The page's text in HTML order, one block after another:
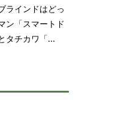
ラインドはどっ
ン「スマートド
タチカワ「...